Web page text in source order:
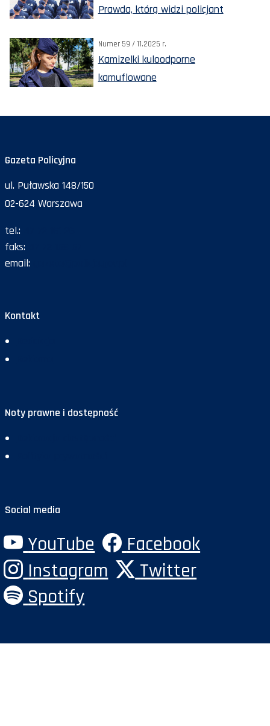
Prawda, którą widzi policjant
Numer 59 / 11.2025 r.
Kamizelki kuloodporne
kamuflowane
Gazeta Policyjna
ul. Puławska 148/150
02-624 Warszawa
tel.:
faks:
email:
Kontakt
Noty prawne i dostępność
Social media
YouTube
Facebook
Instagram
Twitter
Spotify